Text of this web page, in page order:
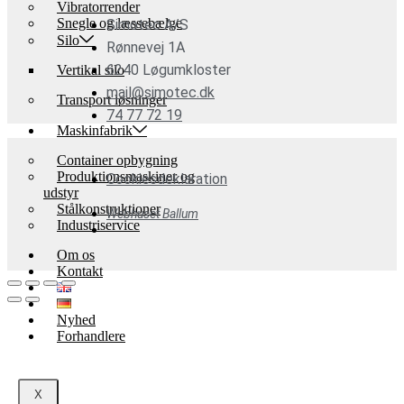
Vibratorrender
Snegle og læssebælge
Silo
Vertikal silo
Transport løsninger
Maskinfabrik
Container opbygning
Produktionsmaskiner og
udstyr
Stålkonstruktioner
Industriservice
Om os
Kontakt
Nyhed
Forhandlere
X
Simotec A/S
Rønnevej 1A
6240 Løgumkloster
mail@simotec.dk
74 77 72 19
Cookiesdeklaration
Webhuset Ballum